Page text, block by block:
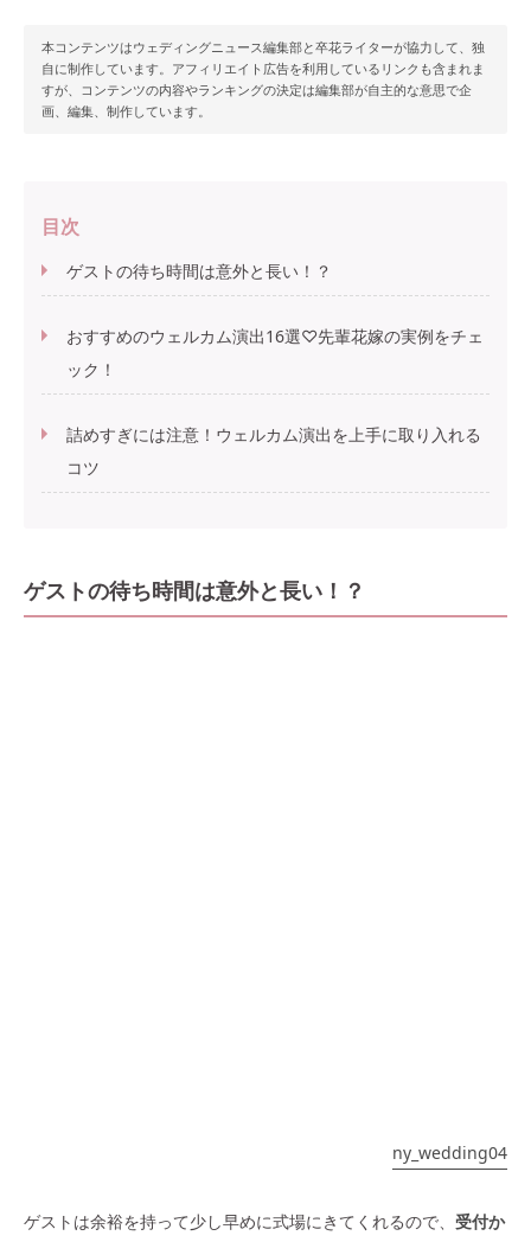
本コンテンツはウェディングニュース編集部と卒花ライターが協力して、独
自に制作しています。アフィリエイト広告を利用しているリンクも含まれま
すが、コンテンツの内容やランキングの決定は編集部が自主的な意思で企
画、編集、制作しています。
目次
ゲストの待ち時間は意外と長い！？
おすすめのウェルカム演出16選♡先輩花嫁の実例をチェ
ック！
詰めすぎには注意！ウェルカム演出を上手に取り入れる
コツ
ゲストの待ち時間は意外と長い！？
ny_wedding04
ゲストは余裕を持って少し早めに式場にきてくれるので、 受付か